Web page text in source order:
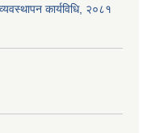
कार्यविधि, २०८१